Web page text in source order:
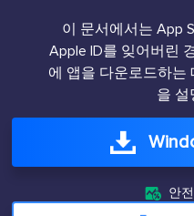
이 문서에서는 App
Apple ID를 잊어버린
에 앱을 다운로드하는
을 설
 안